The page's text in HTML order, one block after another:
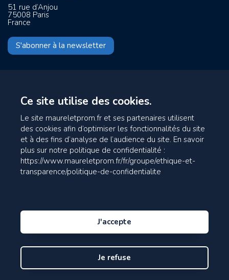
Ce site utilise des cookies.
Le site maureletprom.fr et ses partenaires utilisent
des cookies afin d’optimiser les fonctionnalités du site
et à des fins d’analyse de l’audience du site. En savoir
plus sur notre politique de confidentialité :
https://www.maureletprom.fr/fr/groupe/ethique-et-
transparence/politique-de-confidentialite
J'accepte
Je refuse
51 rue d’Anjou
75008 Paris
France
S'abonner à la newsletter